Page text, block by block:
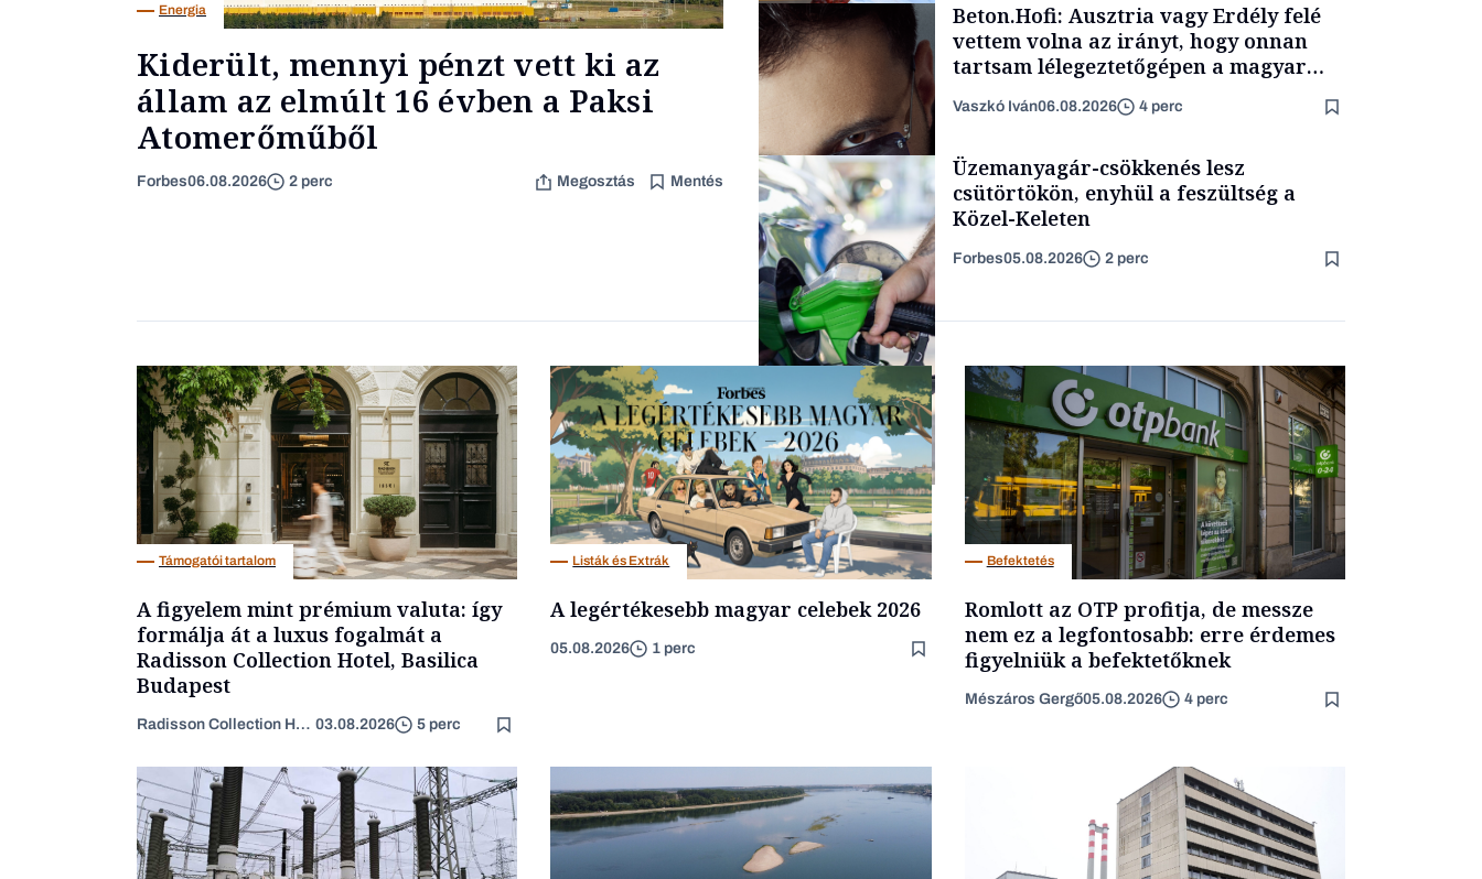
Energia
Kiderült, mennyi pénzt vett ki az
állam az elmúlt 16 évben a Paksi
Atomerőműből
Forbes06.08.2026 2 perc Megosztás Mentés
Content Lab HUB
Forbes-sztori
Beton.Hofi: Ausztria vagy Erdély felé
vettem volna az irányt, hogy onnan
tartsam lélegeztetőgépen a magyar
Vaszkó Iván06.08.2026 4 perc
Energia
Üzemanyagár-csökkenés lesz
csütörtökön, enyhül a feszültség a
Közel-Keleten
Forbes05.08.2026 2 perc
Támogatói tartalom
A figyelem mint prémium valuta: így
formálja át a luxus fogalmát a
Radisson Collection Hotel, Basilica
Budapest
Radisson Collection Hotel 03.08.2026 5 perc
Listák és Extrák
A legértékesebb magyar celebek 2026
05.08.2026 1 perc
Befektetés
Romlott az OTP profitja, de messze
nem ez a legfontosabb: erre érdemes
figyelniük a befektetőknek
Mészáros Gergő05.08.2026 4 perc